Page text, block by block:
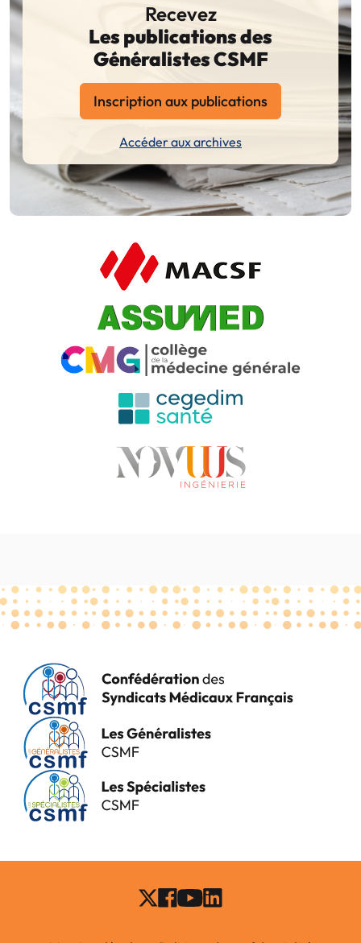
Recevez
Les publications des
Généralistes CSMF
Inscription aux publications
Accéder aux archives